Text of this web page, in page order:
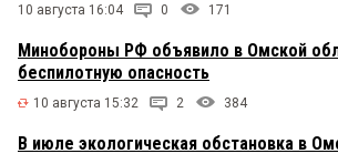
10 августа 16:04 0 171
Минобороны РФ объявило в Омской
беспилотную опасность
10 августа 15:32 2 384
В июле экологическая обстановка в